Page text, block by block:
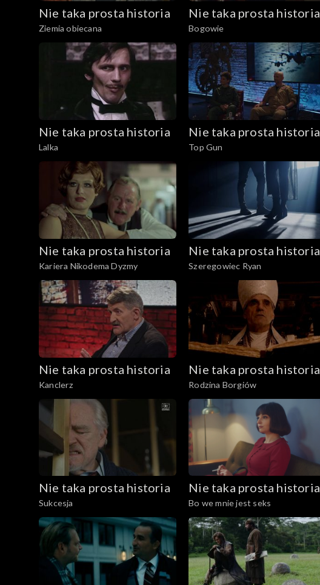
Nie taka prosta historia
Ziemia obiecana
Nie taka prosta historia
Bogowie
Nie taka prosta historia
Lalka
Nie taka prosta historia
Top Gun
Nie taka prosta historia
Kariera Nikodema Dyzmy
Nie taka prosta historia
Szeregowiec Ryan
Nie taka prosta historia
Kanclerz
Nie taka prosta historia
Rodzina Borgiów
Nie taka prosta historia
Sukcesja
Nie taka prosta historia
Bo we mnie jest seks